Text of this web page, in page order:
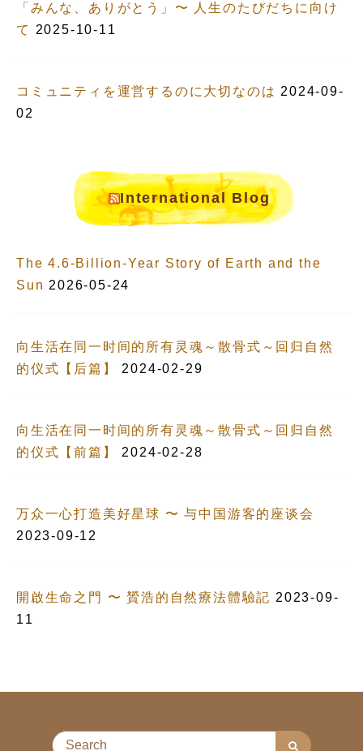
「みんな、ありがとう」〜 人生のたびだちに向け
て
2025-10-11
コミュニティを運営するのに大切なのは 2024-09-
02
International Blog
The 4.6-Billion-Year Story of Earth and the
Sun 2026-05-24
向生活在同一时间的所有灵魂～散骨式～回归自然
的仪式【后篇】
2024-02-29
向生活在同一时间的所有灵魂～散骨式～回归自然
的仪式【前篇】
2024-02-28
万众一心打造美好星球 〜 与中国游客的座谈会
2023-09-12
開啟生命之門 〜 贇浩的自然療法體驗記 2023-09-
11